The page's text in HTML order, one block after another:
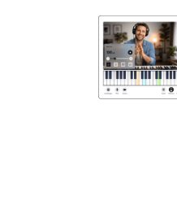
Klavier / Piano / Flügel
Klavier / Piano / Flügel